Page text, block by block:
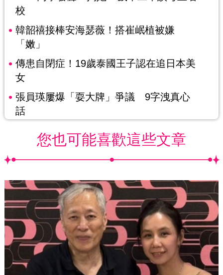
校
韓韶禧接棒安海瑟薇！搭崔岷植被嫌
「嫩」
傳患自閉症！19歲泰國王子認在追日本美
女
張員瑛屢爆「耍大牌」爭議 9字洩真心
話
您也可能喜歡這些文章